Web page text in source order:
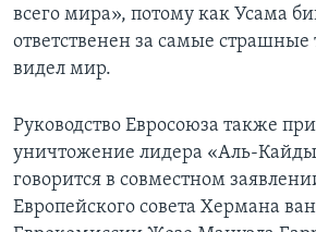
всего мира», потому как Усама
ответственен за самые страшные
видел мир.
Руководство Евросоюза также
уничтожение лидера «Аль-
говорится в совместном
Европейского совета Хермана